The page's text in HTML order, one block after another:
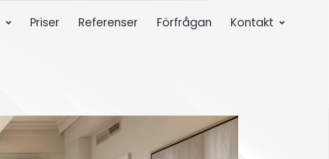
Priser Referenser Förfrågan Kontakt